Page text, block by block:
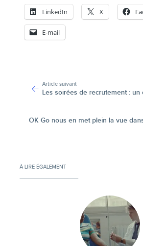
LinkedIn X
E-mail
Article suivant
Les soirées de recrutement : un
OK Go nous en met plein la vue
À LIRE ÉGALEMENT